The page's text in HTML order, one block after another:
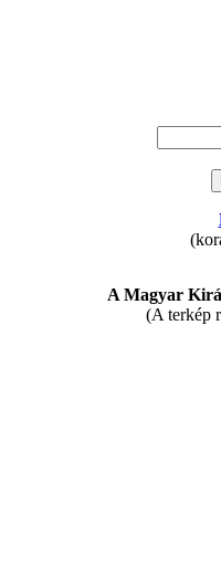
A Magyar
(A terkép